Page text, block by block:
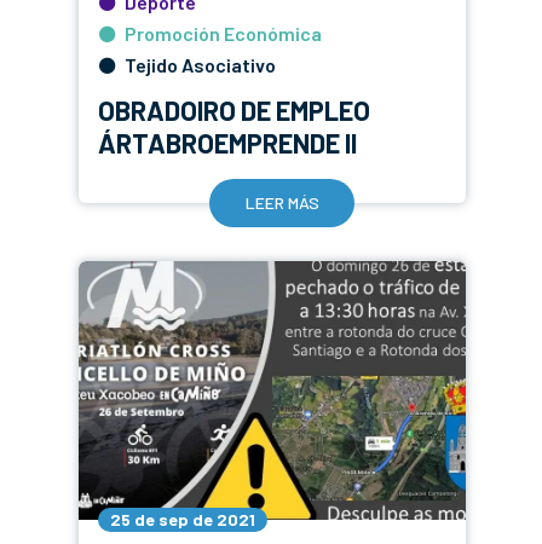
Promoción Económica
Tejido Asociativo
OBRADOIRO DE EMPLEO
ÁRTABROEMPRENDE II
LEER MÁS
25 de sep de 2021